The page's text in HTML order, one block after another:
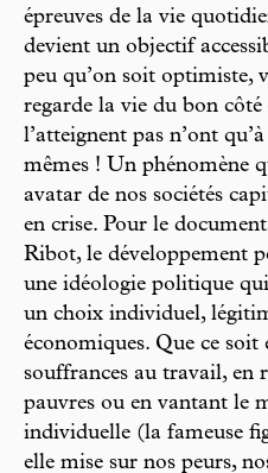
épreuves de la vie
devient un objectif
peu qu’on soit optimiste,
regarde la vie du bon côté
l’atteignent pas n’ont
mêmes ! Un phénomène
avatar de nos sociétés
en crise. Pour le
Ribot, le développement
une idéologie politique
un choix individuel,
économiques. Que ce soit
souffrances au travail, en
pauvres ou en vantant le
individuelle (la fameuse
elle mise sur nos peurs,